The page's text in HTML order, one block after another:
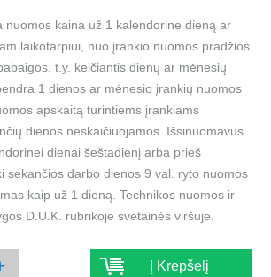
nuomos kaina už 1 kalendorine dieną ar
laikotarpiui, nuo įrankio nuomos pradžios
t.y. keičiantis dienų ar mėnesių
1 dienos ar mėnesio įrankių nuomos
apskaitą turintiems įrankiams
dienos neskaičiuojamos. Išsinuomavus
dienai šeštadienį arba prieš
sekančios darbo dienos 9 val. ryto nuomos
kaip už 1 dieną. Technikos nuomos ir
D.U.K. rubrikoje svetainės viršuje.
Į Krepšelį